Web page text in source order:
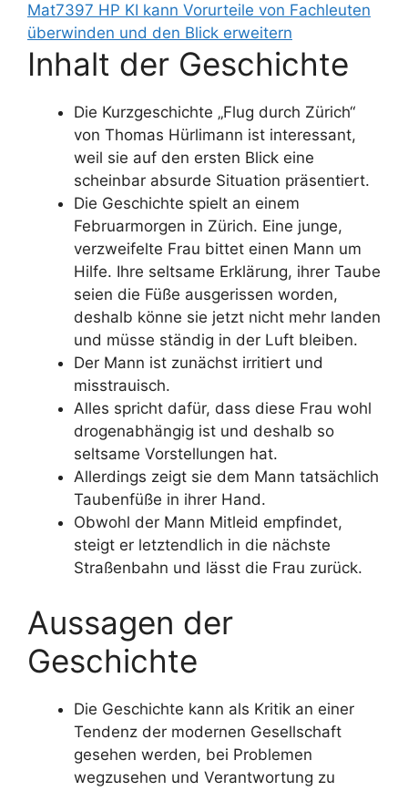
Mat7397 HP KI kann Vorurteile von Fachleuten
überwinden und den Blick erweitern
Inhalt der Geschichte
Die Kurzgeschichte „Flug durch Zürich“
von Thomas Hürlimann ist interessant,
weil sie auf den ersten Blick eine
scheinbar absurde Situation präsentiert.
Die Geschichte spielt an einem
Februarmorgen in Zürich. Eine junge,
verzweifelte Frau bittet einen Mann um
Hilfe. Ihre seltsame Erklärung, ihrer Taube
seien die Füße ausgerissen worden,
deshalb könne sie jetzt nicht mehr landen
und müsse ständig in der Luft bleiben.
Der Mann ist zunächst irritiert und
misstrauisch.
Alles spricht dafür, dass diese Frau wohl
drogenabhängig ist und deshalb so
seltsame Vorstellungen hat.
Allerdings zeigt sie dem Mann tatsächlich
Taubenfüße in ihrer Hand.
Obwohl der Mann Mitleid empfindet,
steigt er letztendlich in die nächste
Straßenbahn und lässt die Frau zurück.
Aussagen der
Geschichte
Die Geschichte kann als Kritik an einer
Tendenz der modernen Gesellschaft
gesehen werden, bei Problemen
wegzusehen und Verantwortung zu